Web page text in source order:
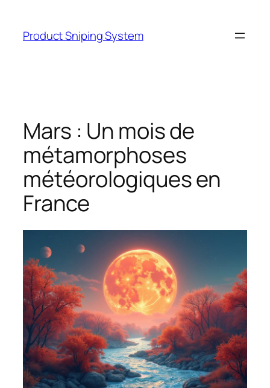
content
Product Sniping System
Mars : Un mois de
métamorphoses
météorologiques en
France